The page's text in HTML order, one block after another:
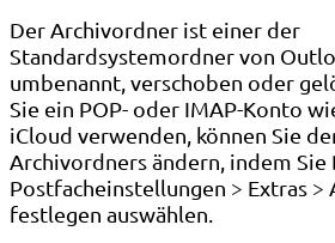
Der Archivordner ist einer der
Standardsystemordner von
umbenannt, verschoben oder
Sie ein POP- oder IMAP-Konto
iCloud verwenden, können Sie
Archivordners ändern, indem Sie
Postfacheinstellungen > Extras
festlegen auswählen.